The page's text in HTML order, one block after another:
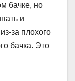
бачке, но
и
за плохого
бачка. Это